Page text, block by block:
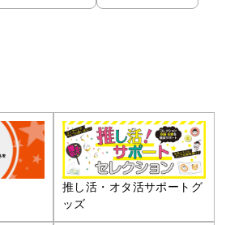
推し活・オタ活サポートグ
ッズ